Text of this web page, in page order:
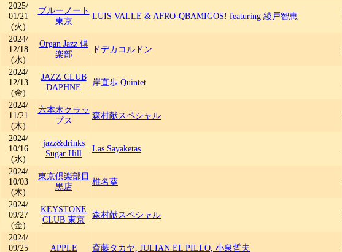
2025/
01/21
(火)
ブルーノート
東京
LUIS VALLE & AFRO-QBAMIGOS! featuring 綾戸智恵
2024/
12/18
(水)
Organ Jazz 倶
楽部
ドデカコルドン
2024/
12/13
(金)
JAZZ CLUB
DAPHNE
岸直歩 Quintet
2024/
11/21
(木)
六本木クラッ
プス
森村献スペシャル
2024/
10/16
(水)
jazz&drinks
Sugar Hill
Las Sayaketas
2024/
10/03
(木)
東京倶楽部目
黒店
椎名葵
2024/
09/27
(金)
KEYSTONE
CLUB 東京
森村献スペシャル
2024/
09/25
APPLE 斎藤タカヤ, JULIAN EL PILLO, 小泉哲夫